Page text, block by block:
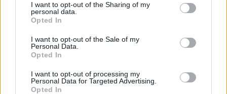
I want to opt-out of the Sharing of my
personal data.
Opted In
I want to opt-out of the Sale of my
Personal Data.
Opted In
I want to opt-out of processing my
Personal Data for Targeted Advertising.
Opted In